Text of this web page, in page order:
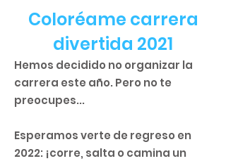
Coloréame carrera
divertida 2021
Hemos decidido no organizar la
carrera este año. Pero no te
preocupes...
Esperamos verte de regreso en
2022: ¡corre, salta o camina un